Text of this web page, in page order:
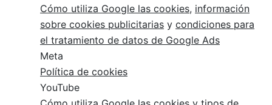
Cómo utiliza Google las cookies, información
sobre cookies publicitarias y condiciones para
el tratamiento de datos de Google Ads
Meta
Política de cookies
YouTube